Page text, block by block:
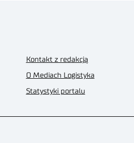
Kontakt z redakcją
O Mediach Logistyka
Statystyki portalu